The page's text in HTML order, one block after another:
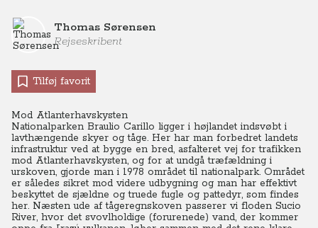
Thomas Sørensen
Rejseskribent
Tilføj favorit
Mod Atlanterhavskysten
Nationalparken Braulio Carillo ligger i højlandet indsvøbt i
lavthængende skyer og tåge. Her har man forbedret landets
infrastruktur ved at bygge en bred, asfalteret vej for trafikken
mod Atlanterhavskysten, og for at undgå træfældning i
urskoven, gjorde man i 1978 området til nationalpark. Området
er således sikret mod videre udbygning og man har effektivt
beskyttet de sjældne og truede fugle og pattedyr, som findes
her. Næsten ude af tågeregnskoven passerer vi floden Sucio
River, hvor det svovlholdige (forurenede) vand, der kommer